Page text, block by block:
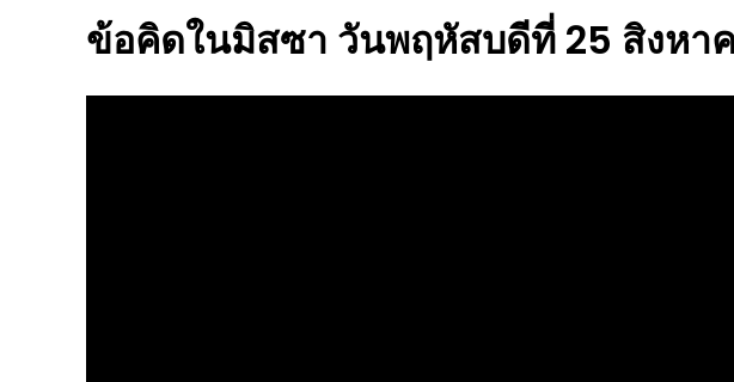
ข้อคิดในมิสซา วันพฤหัสบดีที่ 25 สิงหา